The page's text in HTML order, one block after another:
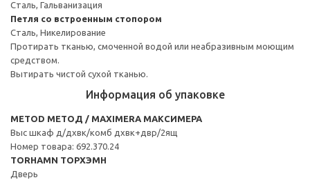
Сталь, Гальванизация
Петля со встроенным стопором
Сталь, Никелирование
Протирать тканью, смоченной водой или неабразивным моющим
средством.
Вытирать чистой сухой тканью.
Информация об упаковке
METOD МЕТОД / MAXIMERA МАКСИМЕРА
Выс шкаф д/дхвк/комб дхвк+двр/2ящ
Номер товара: 692.370.24
TORHAMN ТОРХЭМН
Дверь